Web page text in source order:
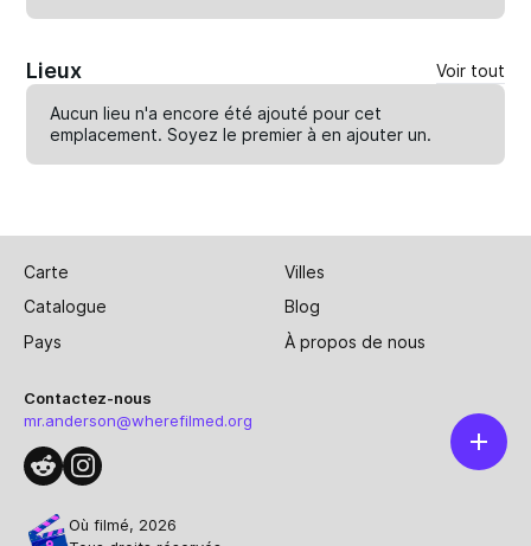
Lieux Voir tout
Aucun lieu n'a encore été ajouté pour cet
emplacement. Soyez le premier à enajouter un.
Carte
Villes
Catalogue
Blog
Pays
À propos de nous
Contactez-nous
mr.anderson@wherefilmed.org
Où filmé, 2026